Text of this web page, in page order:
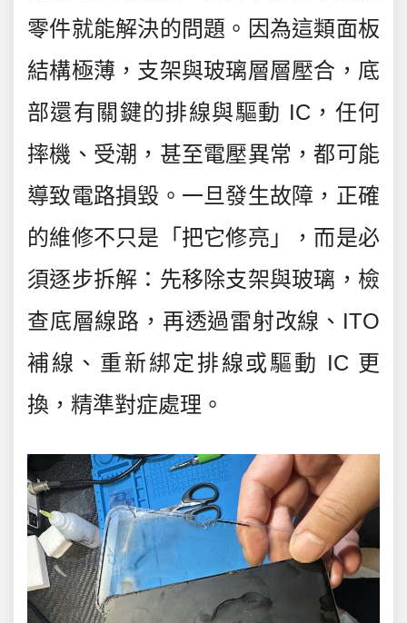
零件就能解決的問題。因為這類面板
結構極薄，支架與玻璃層層壓合，底
部還有關鍵的排線與驅動 IC，任何
摔機、受潮，甚至電壓異常，都可能
導致電路損毀。一旦發生故障，正確
的維修不只是「把它修亮」，而是必
須逐步拆解：先移除支架與玻璃，檢
查底層線路，再透過雷射改線、ITO
補線、重新綁定排線或驅動 IC 更
換，精準對症處理。